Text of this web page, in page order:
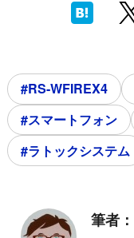
#RS-WFIREX4
#スマートフォン
#ラトックシステム
筆者：